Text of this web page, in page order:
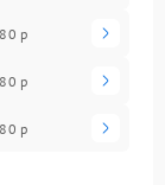
р
р
р